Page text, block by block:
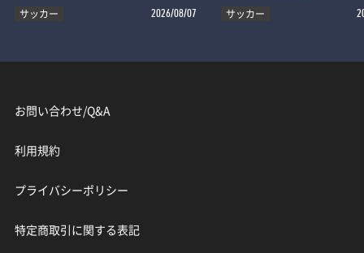
サッカー 2026/08/07 サッカー
お問い合わせ/Q&A
利用規約
プライバシーポリシー
特定商取引に関する表記